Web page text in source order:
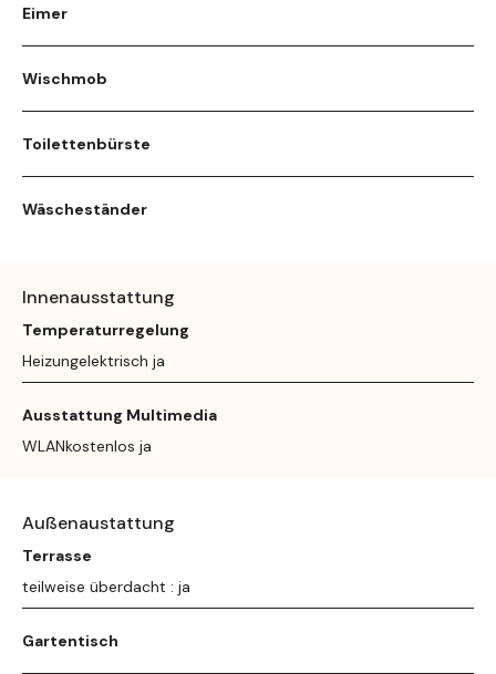
Eimer
Wischmob
Toilettenbürste
Wäscheständer
Innenausstattung
Temperaturregelung
Heizungelektrisch ja
Ausstattung Multimedia
WLANkostenlos ja
Außenaustattung
Terrasse
teilweise überdacht : ja
Gartentisch